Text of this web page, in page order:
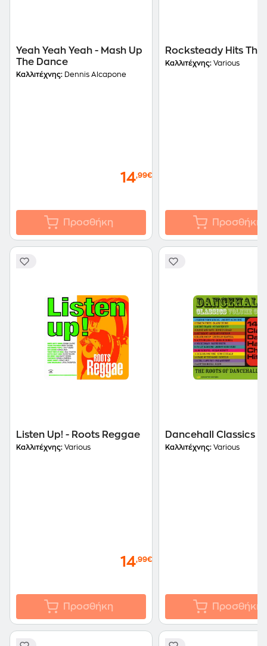
Yeah Yeah Yeah - Mash Up
The Dance
Καλλιτέχνης: Dennis Alcapone
14,99€
Προσθήκη
Rocksteady Hits The
Καλλιτέχνης: Various
Προσθήκη
Listen Up! - Roots Reggae
Καλλιτέχνης: Various
14,99€
Προσθήκη
Dancehall Classics
Καλλιτέχνης: Various
Προσθήκη